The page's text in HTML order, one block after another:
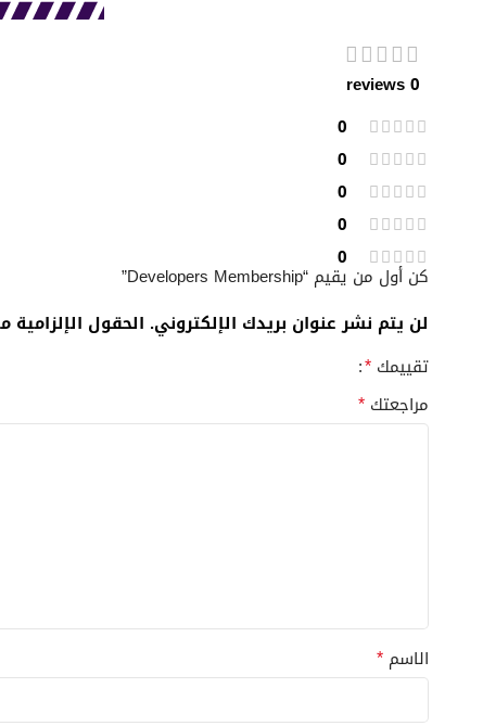
0 reviews
0
0
0
0
0
كن أول من يقيم “Developers Membership”
لن يتم نشر عنوان بريدك الإلكتروني. الحقول الإلزامية
تقييمك *
مراجعتك *
الاسم *